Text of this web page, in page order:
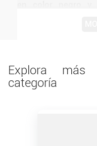
resto del equipo.
Explora
categoría